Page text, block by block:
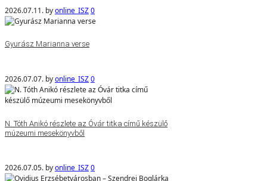
2026.07.11. byonline_ISZ0
Gyurász Marianna verse
2026.07.07. byonline_ISZ0
N. Tóth Anikó részlete az Óvár titka című készülő
múzeumi mesekönyvből
2026.07.05. byonline_ISZ0